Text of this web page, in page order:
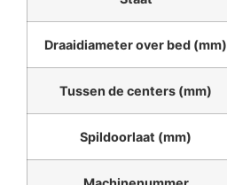
Draaidiameter over bed (mm)
Tussen de centers (mm)
Spildoorlaat (mm)